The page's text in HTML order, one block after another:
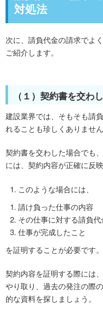
対処法
次に、請負代金の請求でよ
ご紹介します。
（１）契約書を交わ
建設業界では、そもそも請
れることも珍しくありません
契約書を交わした場合でも
には、契約内容が正確に反
このような場合には、
請け負った仕事の内容
その仕事に対する請負
仕事が完成したこと
を証明することが必要です。
契約内容を証明する際には
やり取り、過去の発注の際
的な資料を探しましょう。